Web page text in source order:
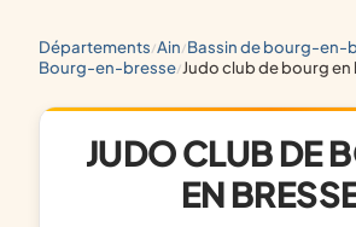
départements/ ain/ bassin de bourg-en-
bourg-en-bresse/ judo club de bourg en
JUDO CLUB DE
EN